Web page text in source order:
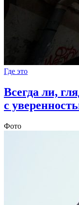
Где это
Всегда ли,
с
Фото